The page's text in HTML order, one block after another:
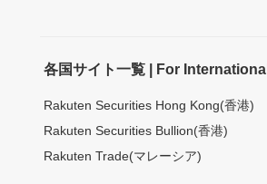
各国サイト一覧 | For International
Rakuten Securities Hong Kong(香港)
Rakuten Securities Bullion(香港)
Rakuten Trade(マレーシア)